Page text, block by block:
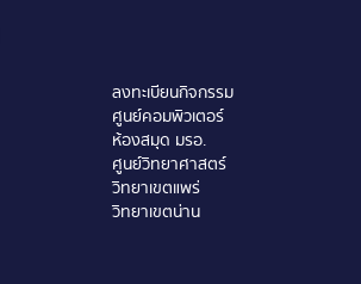
ลงทะเบียนกิจกรรม
ศูนย์คอมพิวเตอร์
ห้องสมุด มรอ.
ศูนย์วิทยาศาสตร์
วิทยาเขตแพร่
วิทยาเขตน่าน